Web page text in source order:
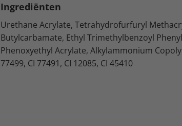
Ingrediënten
Urethane Acrylate, Tetrahydrofurfuryl
Butylcarbamate, Ethyl Trimethylbenzoyl
Phenoxyethyl Acrylate, Alkylammonium
77499, CI 77491, CI 12085, CI 45410